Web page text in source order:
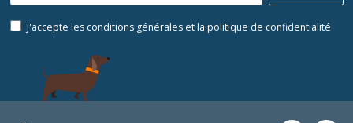
J'accepte les conditions générales et la politique de confidentialité